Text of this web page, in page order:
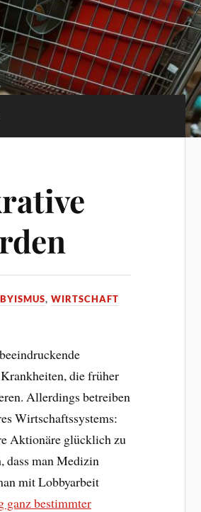
,WIRTSCHAFT
die früher
Allerdings betreiben
Wirtschaftssystems:
Aktionäre glücklich zu
dass man Medizin
mit Lobbyarbeit
ganz bestimmter